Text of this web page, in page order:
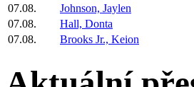
07.08.
Johnson, Jaylen
07.08.
Hall, Donta
07.08.
Brooks Jr., Keion